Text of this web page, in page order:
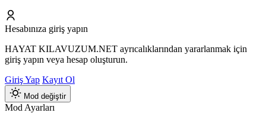
Hesabınıza giriş yapın
HAYAT KILAVUZUM.NET ayrıcalıklarından yararlanmak için
giriş yapın veya hesap oluşturun.
Giriş Yap Kayıt Ol
Mod değiştir
Mod Ayarları